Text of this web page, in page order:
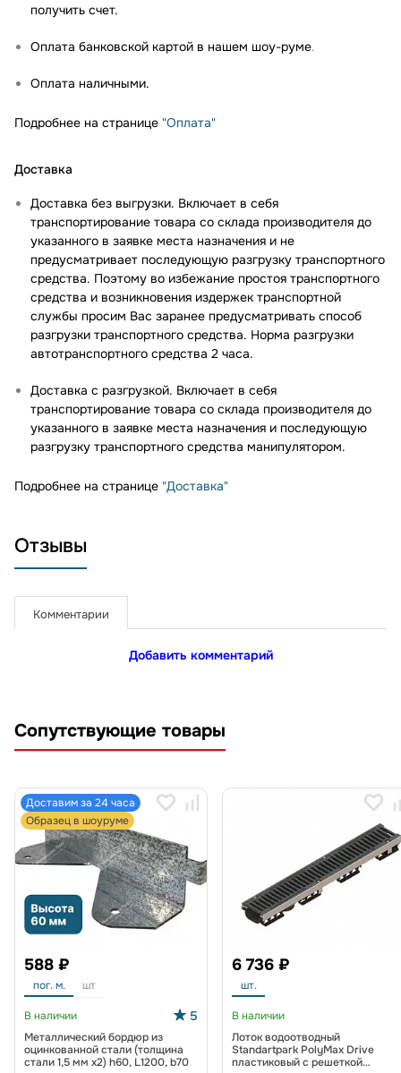
получить счет.
Оплата банковской картой в нашем шоу-руме.
Оплата наличными.
Подробнее на странице "Оплата"
Доставка
Доставка без выгрузки. Включает в себя
транспортирование товара со склада производителя до
указанного в заявке места назначения и не
предусматривает последующую разгрузку транспортного
средства. Поэтому во избежание простоя транспортного
средства и возникновения издержек транспортной
службы просим Вас заранее предусматривать способ
разгрузки транспортного средства. Норма разгрузки
автотранспортного средства 2 часа.
Доставка с разгрузкой. Включает в себя
транспортирование товара со склада производителя до
указанного в заявке места назначения и последующую
разгрузку транспортного средства манипулятором.
Подробнее на странице "Доставка"
Отзывы
Комментарии
Добавить комментарий
Сопутствующие товары
Доставим за 24 часа
Образец в шоуруме
588 ₽
пог. м. шт
В наличии 5
Металлический бордюр из
оцинкованной стали (толщина
стали 1,5 мм x2) h60, L1200, b70
6 736 ₽
шт.
В наличии
Лоток водоотводный
Standartpark PolyMax Drive
пластиковый с решеткой